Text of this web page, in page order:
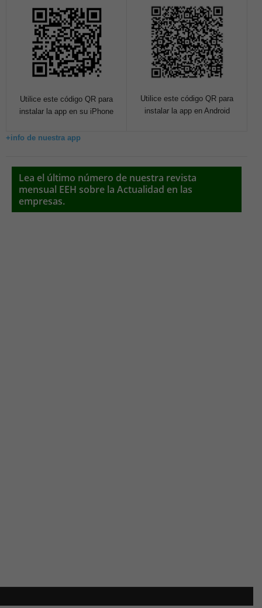
Utilice este código QR para
instalar la app en su iPhone
Utilice este código QR para
instalar la app en Android
+info de nuestra app
Lea el último número de nuestra revista
mensual EEH sobre la Actualidad en las
empresas.